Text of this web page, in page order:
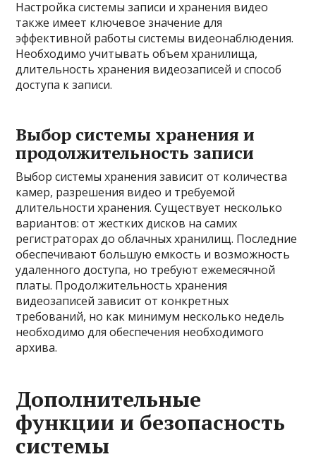
Настройка системы записи и хранения видео
также имеет ключевое значение для
эффективной работы системы видеонаблюдения.
Необходимо учитывать объем хранилища,
длительность хранения видеозаписей и способ
доступа к записи.
Выбор системы хранения и
продолжительность записи
Выбор системы хранения зависит от количества
камер, разрешения видео и требуемой
длительности хранения. Существует несколько
вариантов: от жестких дисков на самих
регистраторах до облачных хранилищ. Последние
обеспечивают большую емкость и возможность
удаленного доступа, но требуют ежемесячной
платы. Продолжительность хранения
видеозаписей зависит от конкретных
требований, но как минимум несколько недель
необходимо для обеспечения необходимого
архива.
Дополнительные
функции и безопасность
системы